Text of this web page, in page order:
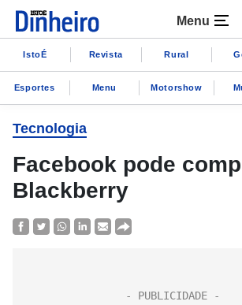
Menu
IstoÉ Revista Rural
Esportes Menu Motorshow
Tecnologia
Facebook pode
Blackberry